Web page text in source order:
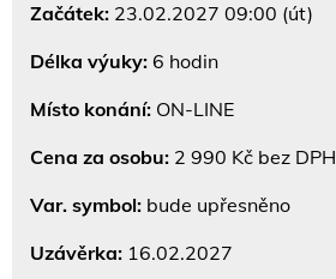
Začátek: 23.02.2027 09:00 (út)
Délka výuky: 6 hodin
Místo konání: ON-LINE
Cena za osobu: 2 990 Kč bez DPH
Var. symbol: bude upřesněno
Uzávěrka: 16.02.2027